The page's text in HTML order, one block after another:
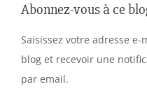
Abonnez-vous à ce
Saisissez votre adresse
blog et recevoir une
par email.